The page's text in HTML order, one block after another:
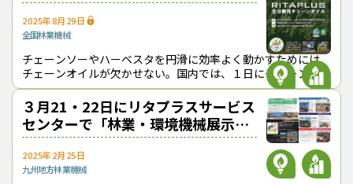
2025年8月29日
全国林業機械
チェーンソーやハーベスタを円滑に効率よく動かすためには、
チェーンオイルが欠かせない。国内では、１日にチェーンソー
で約1.2ℓ、ハーベスタで2.５~６ℓ程度のチェーンオイルが使わ
れ、林内の土壌に散布さ
３月21・22日にリタプラスサービス
センターで「林業・環境機械展示
会」
2025年2月25日
九州地方林業機械